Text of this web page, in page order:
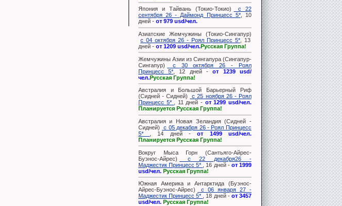
Япония и Тайвань (Токио-Токио)
с 22
сентября 26 - Даймонд Принцесс 5*, 10
дней - от 979 usd/чел.
Азиатские Жемчужины (Токио-Сингапур)
с 04 октября 26 - Роял Принцесс 5*, 13
дней - от 1209 usd/чел.Русская Группа!
Жемчужины Азии из Сингапура (Сингапур-
Сингапур)
с 30 октября 26 - Роял
Принцесс 5* , 12 дней -от 1239 usd/
чел.Русская Группа!
Австралия и Большой Барьерный Риф
(Сидней - Сидней)
с 25 ноября 26 - Роял
Принцесс 5*
, 11 дней - от 1299 usd/чел.
Планируется Русская Группа!
Австралия и Новая Зеландия (Сидней -
Сидней)
с 05 декабря 26 - Роял Принцесс
5*
, 14 дней -от 1499 usd/чел.
Планируется Русская Группа!
Вокруг Мыса Горн (Сантьяго-Айрес-
Буэнос-Айрес)
с 22 декабря26 -
Маджестик Принцесс 5*
, 16 дней - от 1999
usd/чел.Русская Группа!
Южная Америка и Антарктида (Буэнос-
Айрес-Буэнос-Айрес)
с 06 января 27 -
Маджестик Принцесс 5*
, 18 дней - от 3457
usd/чел.Русская Группа!